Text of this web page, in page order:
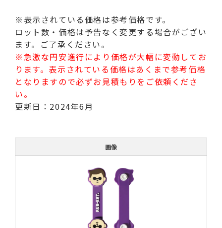
※表示されている価格は参考価格です。
ロット数・価格は予告なく変更する場合がござい
ます。ご了承ください。
※急激な円安進行により価格が大幅に変動してお
ります。表示されている価格はあくまで参考価格
となりますので必ずお見積もりをご依頼くださ
い。
更新日：2024年6月
画像